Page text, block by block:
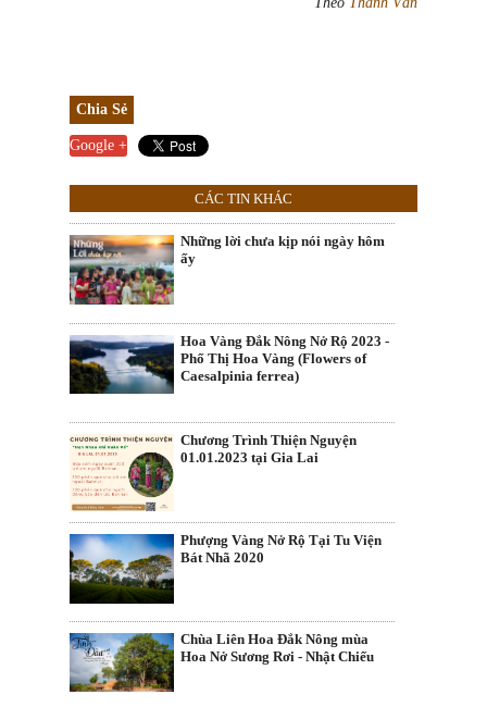
Chia Sẻ
Google +
CÁC TIN KHÁC
Những lời chưa kịp nói ngày hôm
ấy
Hoa Vàng Đắk Nông Nở Rộ 2023 -
Phố Thị Hoa Vàng (Flowers of
Caesalpinia ferrea)
Chương Trình Thiện Nguyện
01.01.2023 tại Gia Lai
Phượng Vàng Nở Rộ Tại Tu Viện
Bát Nhã 2020
Chùa Liên Hoa Đắk Nông mùa
Hoa Nở Sương Rơi - Nhật Chiếu